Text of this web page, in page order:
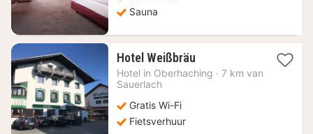
Sauna
Hotel Weißbräu1
nacht
vanaf
Hotel in Oberhaching · 7 km van
Sauerlach
Gratis Wi-Fi
Fietsverhuur